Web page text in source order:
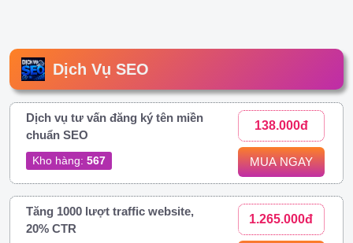
Dịch Vụ SEO
Dịch vụ tư vấn đăng ký tên miền
chuẩn SEO
Kho hàng: 567
138.000đ
MUA NGAY
Tăng 1000 lượt traffic website,
20% CTR
1.265.000đ